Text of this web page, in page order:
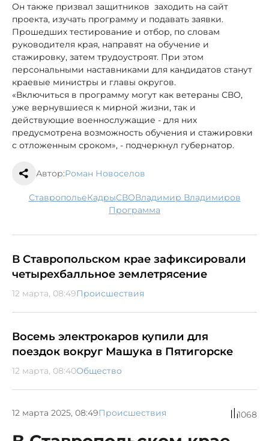
Он также призвал защитников заходить на сайт
проекта, изучать программу и подавать заявки.
Прошедших тестирование и отбор, по словам
руководителя края, направят на обучение и
стажировку, затем трудоустроят. При этом
персональными наставниками для кандидатов станут
краевые министры и главы округов.
«Включиться в программу могут как ветераны СВО,
уже вернувшиеся к мирной жизни, так и
действующие военнослужащие - для них
предусмотрена возможность обучения и стажировки
с отложенным сроком», - подчеркнул губернатор.
Автор:Роман Новоселов
Ставрополье кадры СВО Владимир Владимиров
программа
В Ставропольском крае зафиксировали
четырехбалльное землетрясение
12 марта, 08:49Происшествия
Восемь электрокаров купили для
поездок вокруг Машука в Пятигорске
12 марта, 08:40Общество
12 марта 2025, 08:49Происшествия 1068